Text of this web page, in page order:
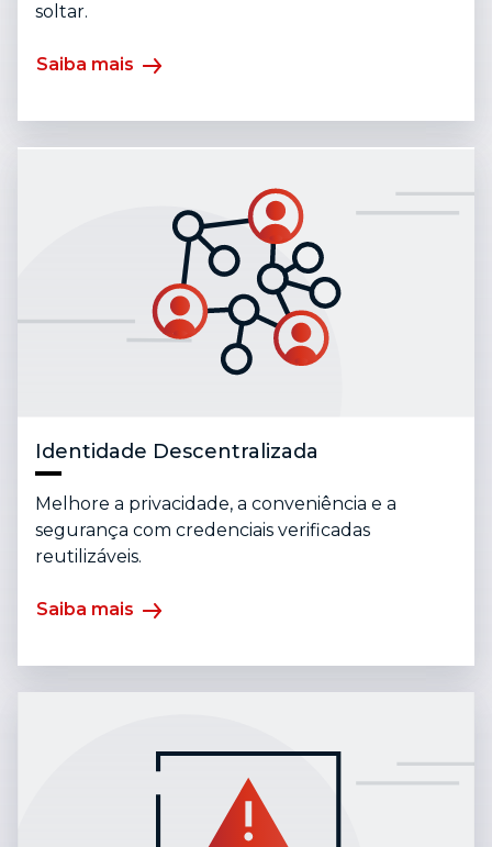
soltar.
Saiba mais
Identidade Descentralizada
Melhore a privacidade, a conveniência e a
segurança com credenciais verificadas
reutilizáveis.
Saiba mais